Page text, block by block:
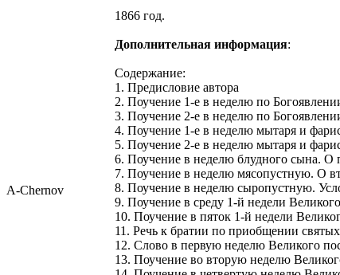
A-Chernov
1866 год.
Дополнительная информация:
Содержание:
1. Предисловие автора
2. Поучение 1-е в неделю по
3. Поучение 2-е в неделю по
4. Поучение 1-е в неделю мытаря и
5. Поучение 2-е в неделю мытаря и
6. Поучение в неделю блудного сына. О
7. Поучение в неделю мясопустную. О
8. Поучение в неделю сыропустную.
9. Поучение в среду 1-й недели
10. Поучение в пяток 1-й недели
11. Речь к братии по приобщении
12. Слово в первую неделю Великого
13. Поучение во вторую неделю